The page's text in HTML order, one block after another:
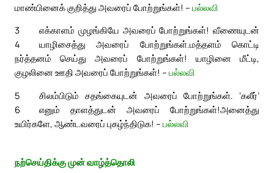
மாண்பினைக் குறித்து அவரைப் போற்றுங்கள்! – பல்லவி
3
எக்காளம் முழங்கியே அவரைப் போற்றுங்கள்! வீணையுடன்
யாழிசைத்து அவரைப் போற்றுங்கள்.
4
மத்தளம் கொட்டி
நர்த்தனம் செய்து அவரைப் போற்றுங்கள்! யாழினை மீட்டி,
குழலினை ஊதி அவரைப் போற்றுங்கள்! – பல்லவி
5
சிலம்பிடும் சதங்கையுடன் அவரைப் போற்றுங்கள். ‘கலீர்’
எனும் தாளத்துடன் அவரைப் போற்றுங்கள்!
6
அனைத்து
உயிர்களே, ஆண்டவரைப் புகழ்ந்திடுக! – பல்லவி
நற்செய்திக்கு முன் வாழ்த்தொலி